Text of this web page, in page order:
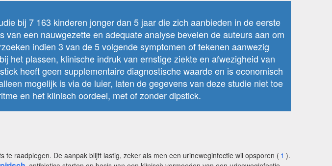
bij 7 163 kinderen jonger dan 5 jaar die zich aanbieden in de eerste
een nauwgezette en adequate analyse bevelen de auteurs aan om
indien 3 van de 5 volgende symptomen of tekenen aanwezig
het plassen, klinische indruk van ernstige ziekte en afwezigheid van
heeft geen supplementaire diagnostische waarde en is economisch
mogelijk is via de luier, laten de gegevens van deze studie niet toe
en het klinisch oordeel, met of zonder dipstick.
raadplegen. De aanpak blijft lastig, zeker als men een urineweginfectie wil opsporen ( 1 ).